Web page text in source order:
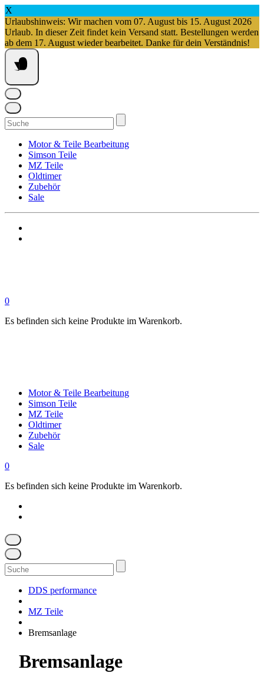
X
Urlaubshinweis: Wir machen vom 07. August bis 15. August 2026
Urlaub. In dieser Zeit findet kein Versand statt. Bestellungen werden
ab dem 17. August wieder bearbeitet. Danke für dein Verständnis!
Springe
zum
Inhalt
Suchen
nach:
Motor & Teile Bearbeitung
Simson Teile
MZ Teile
Oldtimer
Zubehör
Sale
0
Es befinden sich keine Produkte im Warenkorb.
Motor & Teile Bearbeitung
Simson Teile
MZ Teile
Oldtimer
Zubehör
Sale
0
Es befinden sich keine Produkte im Warenkorb.
Suchen
nach:
DDS performance
MZ Teile
Bremsanlage
Bremsanlage